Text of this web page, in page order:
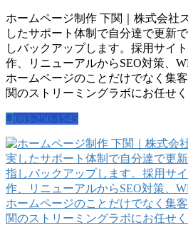
コ
ン
テ
ン
ツ
に
動
ナ
ビ
ゲ
ー
シ
ョ
に
移
動
ホームページ制作 下関｜株式会社
したサポート体制で自分達で更新
しバックアップします。採用サイ
作、リニューアルからSEO対策、
ホームページのことだけでなく集
関のストリーミングラボにお任せく
083-250-1545